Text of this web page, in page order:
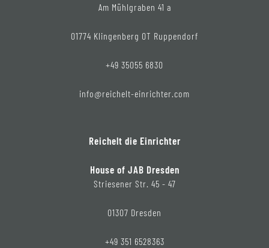
Am Mühlgraben 41 a
01774 Klingenberg OT Ruppendorf
+49 35055 6830
info@reichelt-einrichter.com
Reichelt die Einrichter
House of JAB Dresden
Striesener Str. 45 - 47
01307 Dresden
+49 351 6528363